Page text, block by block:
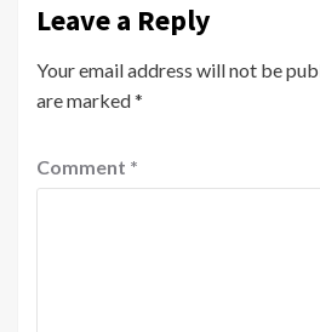
Leave a Reply
Your email address will not be
are marked*
Comment *